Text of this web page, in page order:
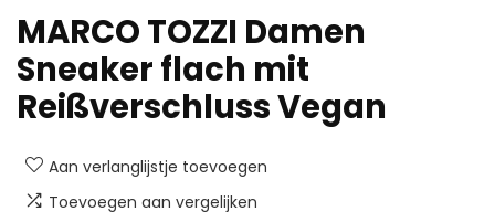
MARCO TOZZI Damen
Sneaker flach mit
Reißverschluss Vegan
Aan verlanglijstje toevoegen
Toevoegen aan vergelijken